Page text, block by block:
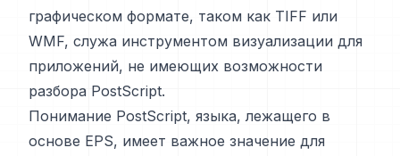
графическом формате, таком как TIFF или
WMF, служа инструментом визуализации для
приложений, не имеющих возможности
разбора PostScript.
Понимание PostScript, языка, лежащего в
основе EPS, имеет важное значение для